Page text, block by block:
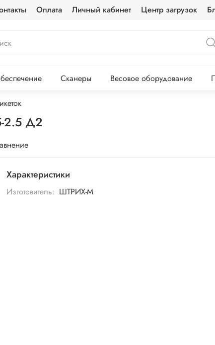
Оплата Личный кабинет Центр загрузок
Сканеры Весовое оборудование
2.5 Д2
Характеристики
Изготовитель: ШТРИХ-М